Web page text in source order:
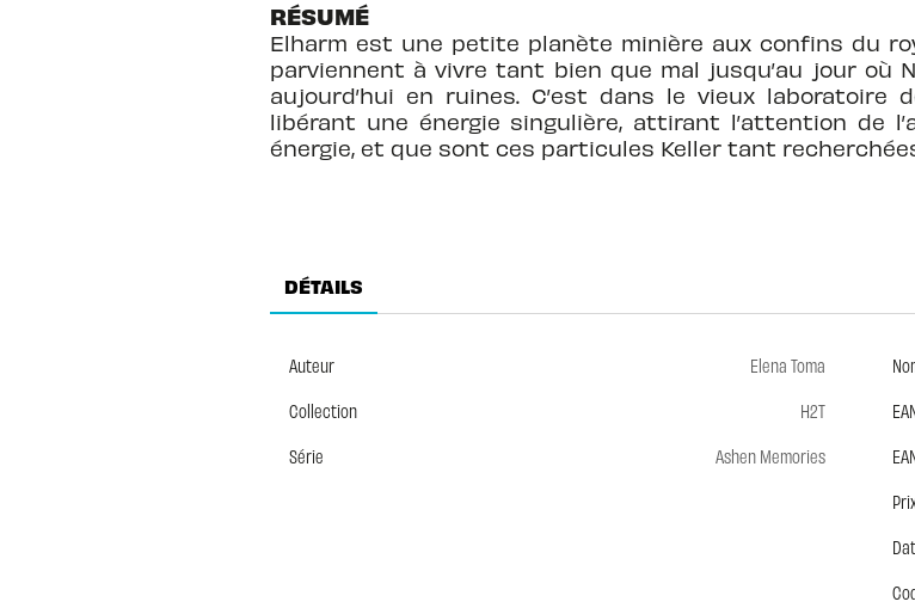
RÉSUMÉ
Elharm est une petite planète minière aux confins du
parviennent à vivre tant bien que mal jusqu’au jour où
aujourd’hui en ruines. C’est dans le vieux laboratoire
libérant une énergie singulière, attirant l’attention de
énergie, et que sont ces particules Keller tant
DÉTAILS
Auteur
Elena Toma
Collection
H2T
Série
Ashen Memories